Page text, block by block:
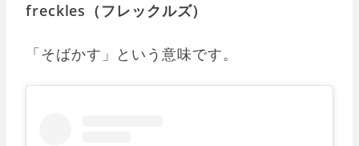
freckles（フレックルズ）
「そばかす」という意味です。